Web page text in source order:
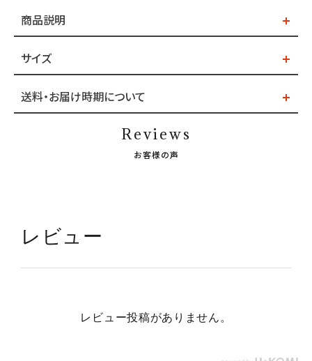
商品説明
サイズ
送料・お届け時期について
Reviews
お客様の声
レビュー
レビュー投稿がありません。